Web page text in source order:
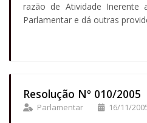
razão de Atividade Inerente
Parlamentar e dá outras
Resolução Nº 010/2005
Parlamentar 16/11/